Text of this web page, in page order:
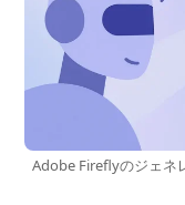
Adobe Fireflyのジェネ